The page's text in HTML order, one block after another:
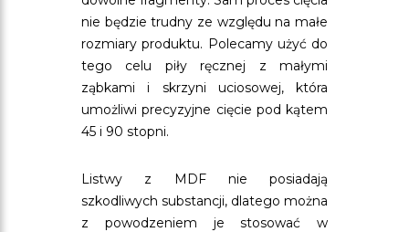
nie będzie trudny ze względu na małe
rozmiary produktu. Polecamy użyć do
tego celu piły ręcznej z małymi
ząbkami i skrzyni uciosowej, która
umożliwi precyzyjne cięcie pod kątem
45 i 90 stopni.
Listwy z MDF nie posiadają
szkodliwych substancji, dlatego można
z powodzeniem je stosować w